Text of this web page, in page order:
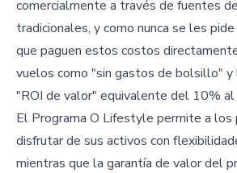
comercialmente a través de fuentes
tradicionales, y como nunca se les
que paguen estos costos
vuelos como "sin gastos de bolsillo" y
"ROI de valor" equivalente del 10%
El Programa O Lifestyle permite a los
disfrutar de sus activos con
mientras que la garantía de valor del